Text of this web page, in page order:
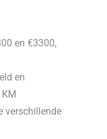
en €3300,
en
verschillende